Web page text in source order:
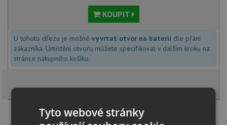
KOUPIT
U tohoto dřezu je možné vyvrtat otvor na baterii dle přání
zákazníka. Umístění otvoru můžete specifikovat v dalším kroku na
stránce nákupního košíku.
SET Pyramis TITAN (86x50) 1B nerez + Deante LIMA
Tyto webové stránky